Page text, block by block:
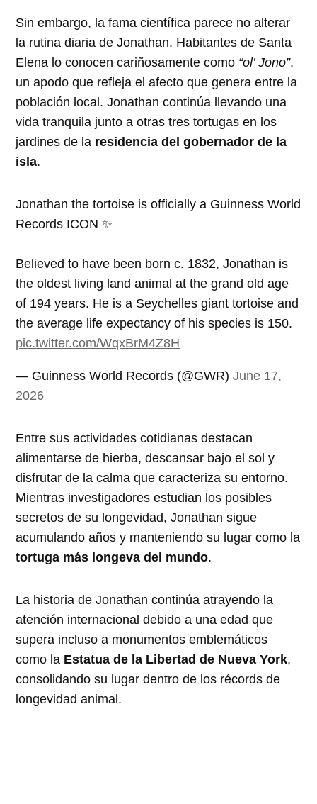
Sin embargo, la fama científica parece no alterar
la rutina diaria de Jonathan. Habitantes de Santa
Elena lo conocen cariñosamente como “ol’ Jono”,
un apodo que refleja el afecto que genera entre la
población local. Jonathan continúa llevando una
vida tranquila junto a otras tres tortugas en los
jardines de la residencia del gobernador de la
isla.
Jonathan the tortoise is officially a Guinness World
Records ICON ✨
Believed to have been born c. 1832, Jonathan is
the oldest living land animal at the grand old age
of 194 years. He is a Seychelles giant tortoise and
the average life expectancy of his species is 150.
pic.twitter.com/WqxBrM4Z8H
— Guinness World Records (@GWR)June 17,
2026
Entre sus actividades cotidianas destacan
alimentarse de hierba, descansar bajo el sol y
disfrutar de la calma que caracteriza su entorno.
Mientras investigadores estudian los posibles
secretos de su longevidad, Jonathan sigue
acumulando años y manteniendo su lugar como la
tortuga más longeva del mundo.
La historia de Jonathan continúa atrayendo la
atención internacional debido a una edad que
supera incluso a monumentos emblemáticos
como la Estatua de la Libertad de Nueva York,
consolidando su lugar dentro de los récords de
longevidad animal.